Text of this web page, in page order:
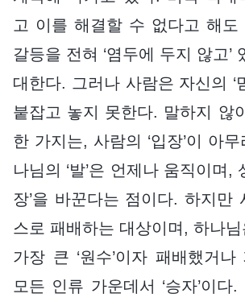
고 이를 해결할 수 없다고 해도
갈등을 전혀 ‘염두에 두지 않고’
대한다. 그러나 사람은 자신의 ‘
붙잡고 놓지 못한다. 말하지 않
한 가지는, 사람의 ‘입장’이 아
나님의 ‘발’은 언제나 움직이며,
장’을 바꾼다는 점이다. 하지만
스로 패배하는 대상이며, 하나
가장 큰 ‘원수’이자 패배했거
모든 인류 가운데서 ‘승자’이다